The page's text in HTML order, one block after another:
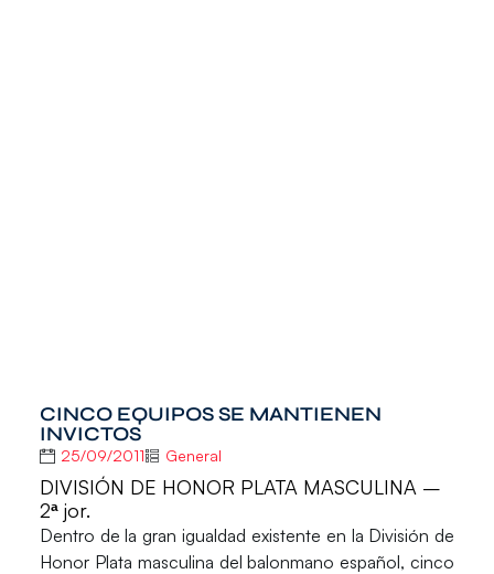
CINCO EQUIPOS SE MANTIENEN
INVICTOS
25/09/2011 General
DIVISIÓN DE HONOR PLATA MASCULINA –
2ª jor.
Dentro de la gran igualdad existente en la División de
Honor Plata masculina del balonmano español, cinco